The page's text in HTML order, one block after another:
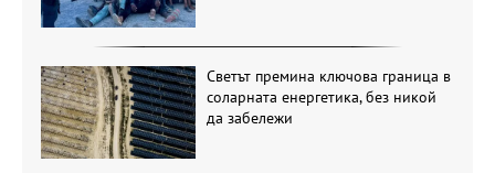
Светът премина ключова граница в
соларната енергетика, без никой
да забележи